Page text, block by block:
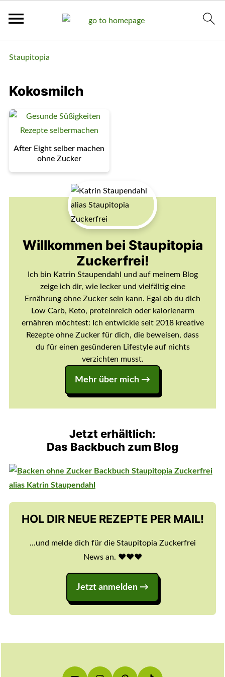
Staupitopia
Kokosmilch
After Eight selber machen
ohne Zucker
Willkommen bei Staupitopia
Zuckerfrei!
Ich bin Katrin Staupendahl und auf meinem Blog
zeige ich dir, wie lecker und vielfältig eine
Ernährung ohne Zucker sein kann. Egal ob du dich
Low Carb, Keto, proteinreich oder kalorienarm
ernähren möchtest: Ich entwickle seit 2018 kreative
Rezepte ohne Zucker für dich, die beweisen, dass
du für einen gesünderen Lifestyle auf nichts
verzichten musst.
Mehr über mich →
Jetzt erhältlich:
Das Backbuch zum Blog
HOL DIR NEUE REZEPTE PER MAIL!
...und melde dich für die Staupitopia Zuckerfrei
News an. ♥️♥️♥️
Jetzt anmelden